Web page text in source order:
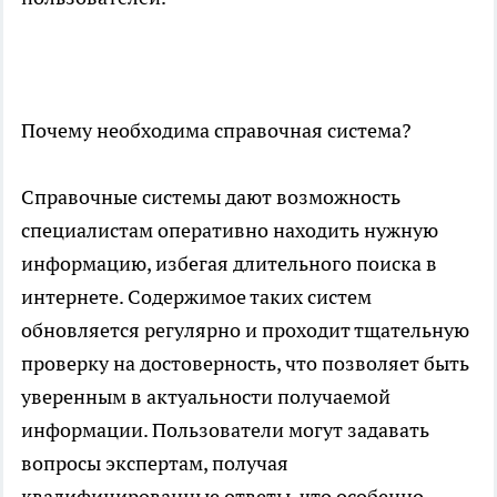
Почему необходима справочная система?
Справочные системы дают возможность
специалистам оперативно находить нужную
информацию, избегая длительного поиска в
интернете. Содержимое таких систем
обновляется регулярно и проходит тщательную
проверку на достоверность, что позволяет быть
уверенным в актуальности получаемой
информации. Пользователи могут задавать
вопросы экспертам, получая